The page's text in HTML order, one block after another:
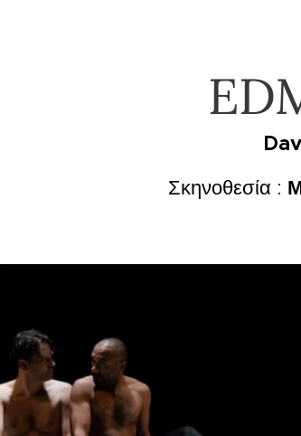
Σκηνοθεσία :